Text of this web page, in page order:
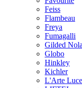
Feiss
Flambeau
Freya
Fumagalli
Gilded Nola
Globo
Hinkley
Kichler
L'Arte Luce